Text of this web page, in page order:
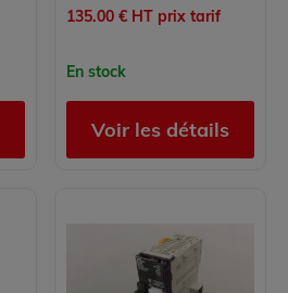
135.00 € HT prix tarif
En stock
Voir les détails